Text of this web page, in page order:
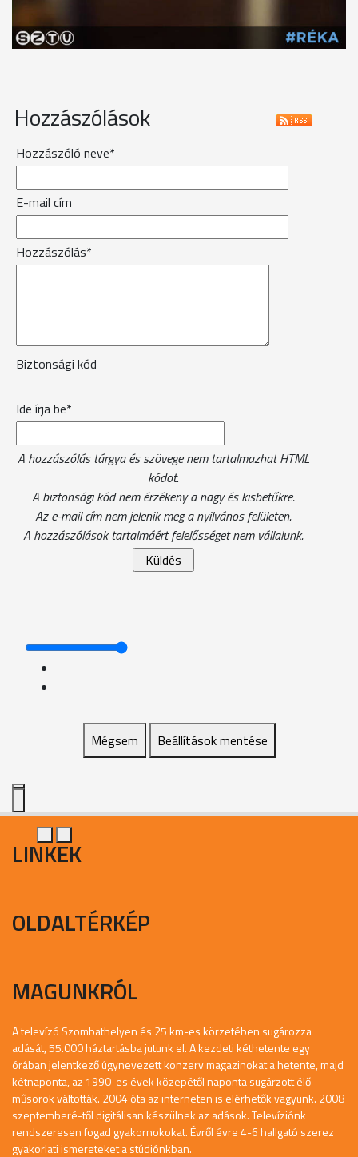
Hozzászólások
Hozzászóló neve*
E-mail cím
Hozzászólás*
Biztonsági kód
Ide írja be*
A hozzászólás tárgya és szövege nem tartalmazhat HTML
kódot.
A biztonsági kód nem érzékeny a nagy és kisbetűkre.
Az e-mail cím nem jelenik meg a nyilvános felületen.
A hozzászólások tartalmáért felelősséget nem vállalunk.
Mégsem Beállítások mentése
LINKEK
OLDALTÉRKÉP
MAGUNKRÓL
A televízó Szombathelyen és 25 km-es körzetében sugározza
adását, 55.000 háztartásba jutunk el. A kezdeti kéthetente egy
órában jelentkező úgynevezett konzerv magazinokat a hetente, majd
kétnaponta, az 1990-es évek közepétől naponta sugárzott élő
műsorok váltották. 2004 óta az interneten is elérhetők vagyunk. 2008
szeptemberé-től digitálisan készülnek az adások. Televíziónk
rendszeresen fogad gyakornokokat. Évről évre 4-6 hallgató szerez
gyakorlati ismereteket a stúdiónkban.